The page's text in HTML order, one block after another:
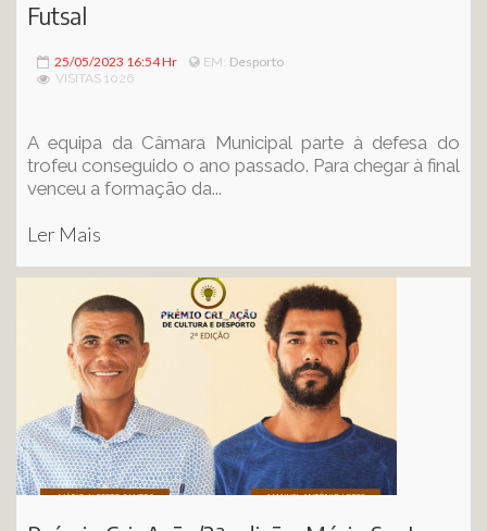
Futsal
25/05/2023 16:54 Hr EM: Desporto
VISITAS 1026
A equipa da Câmara Municipal parte à defesa do
trofeu conseguido o ano passado. Para chegar à final
venceu a formação da...
Ler Mais